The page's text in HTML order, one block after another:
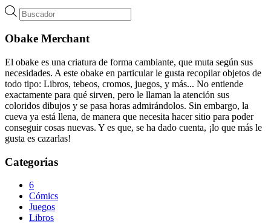
Búsqueda
de
Obake Merchant
El obake es una criatura de forma cambiante, que muta según sus
necesidades. A este obake en particular le gusta recopilar objetos de
todo tipo: Libros, tebeos, cromos, juegos, y más... No entiende
exactamente para qué sirven, pero le llaman la atención sus
coloridos dibujos y se pasa horas admirándolos. Sin embargo, la
cueva ya está llena, de manera que necesita hacer sitio para poder
conseguir cosas nuevas. Y es que, se ha dado cuenta, ¡lo que más le
gusta es cazarlas!
Categorias
6
Cómics
Juegos
Libros